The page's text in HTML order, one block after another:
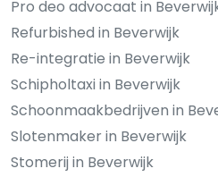
Pro deo advocaat in
Refurbished in Beverwijk
Re-integratie in Beverwijk
Schipholtaxi in Beverwijk
Schoonmaakbedrijven in
Slotenmaker in Beverwijk
Stomerij in Beverwijk